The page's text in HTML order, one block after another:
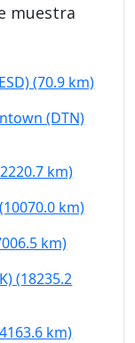
muestra
(70.9 km)
(DTN)
km)
km)
km)
(18235.2
km)